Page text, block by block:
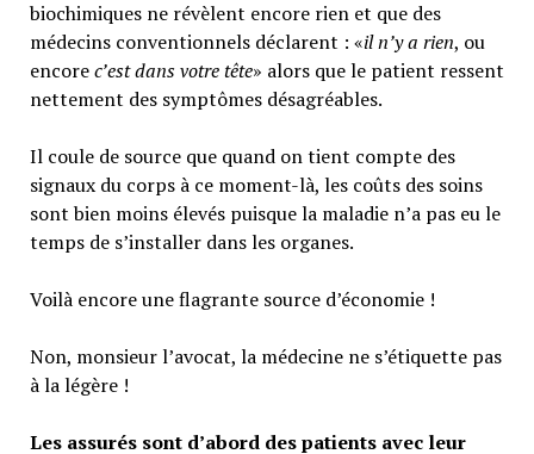
biochimiques ne révèlent encore rien et que des
médecins conventionnels déclarent : «il n’y a rien, ou
encorec’est dans votre tête» alors que le patient ressent
nettement des symptômes désagréables.
Il coule de source que quand on tient compte des
signaux du corps à ce moment-là, les coûts des soins
sont bien moins élevés puisque la maladie n’a pas eu le
temps de s’installer dans les organes.
Voilà encore une flagrante source d’économie !
Non, monsieur l’avocat, la médecine ne s’étiquette pas
à la légère !
Les assurés sont d’abord des patients avec leur